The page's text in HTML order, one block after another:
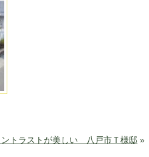
ントラストが美しい 八戸市Ｔ様邸 »